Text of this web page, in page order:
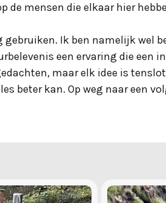
de mensen die elkaar hier
Ik ben namelijk wel
een ervaring die een
maar elk idee is
beter kan. Op weg naar een